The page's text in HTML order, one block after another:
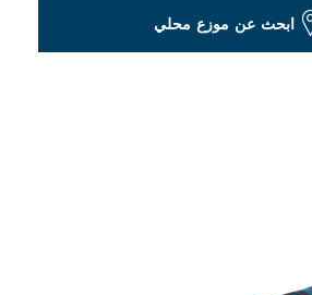
ابحث عن موزع محلي